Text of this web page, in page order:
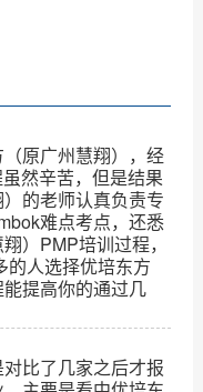
原广州慧翔），经
然辛苦，但是结果
的老师认真负责专
难点考点，还悉
）PMP培训过程，
的人选择优培东方
能提高你的通过几
比了几家之后才报